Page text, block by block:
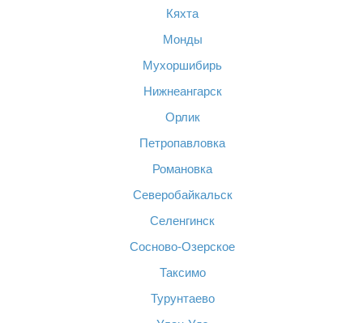
Кяхта
Монды
Мухоршибирь
Нижнеангарск
Орлик
Петропавловка
Романовка
Северобайкальск
Селенгинск
Сосново-Озерское
Таксимо
Турунтаево